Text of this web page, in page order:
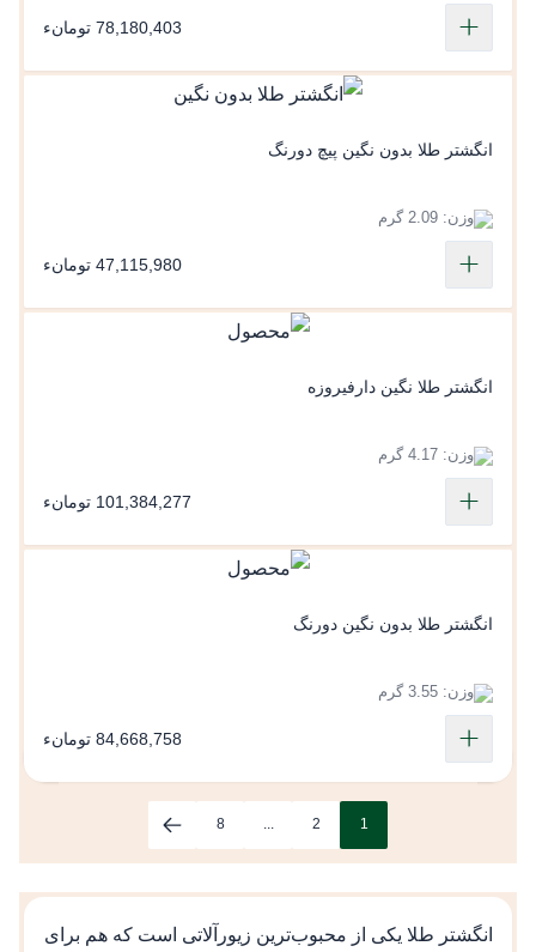
78,180,403 تومانء
انگشتر طلا بدون نگین پیچ دورنگ
وزن: 2.09 گرم
47,115,980 تومانء
انگشتر طلا نگین دارفیروزه
وزن: 4.17 گرم
101,384,277 تومانء
انگشتر طلا بدون نگین دورنگ
وزن: 3.55 گرم
84,668,758 تومانء
1
2
...
8
انگشتر طلا یکی از محبوب‌ترین زیورآلاتی است که هم برای